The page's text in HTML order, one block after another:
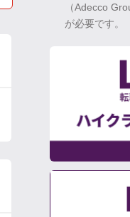
（Adecco
が必要です。